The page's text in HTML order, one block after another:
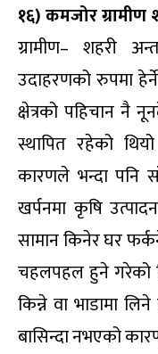
१६) कमजोर ग्रामीण
ग्रामीण– शहरी
उदाहरणको रुपमा
क्षेत्रको पहिचान नै
स्थापित रहेको
कारणले भन्दा पनि
खर्पनमा कृषि
सामान किनेर घर
चहलपहल हुने गरेको
किन्ने वा भाडामा
बासिन्दा नभएको